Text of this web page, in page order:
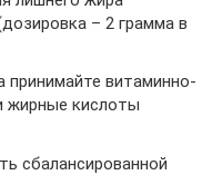
– 2 грамма в
принимайте витаминно-
жирные кислоты
сбалансированной